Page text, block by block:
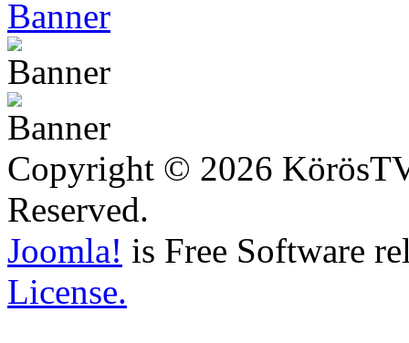
Copyright © 2026
Reserved.
Joomla! is Free Software
License.